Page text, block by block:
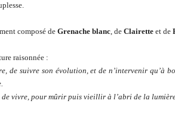
composé de Grenache blanc, de Clairette et de
raisonnée :
de suivre son évolution, et de n’intervenir qu’à
vivre, pour mûrir puis vieillir à l’abri de la lumière